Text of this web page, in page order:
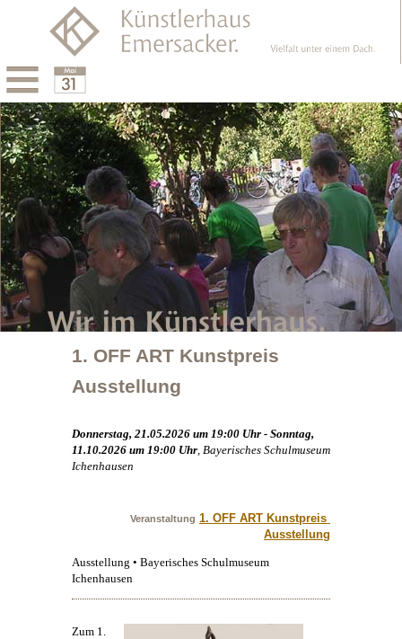
1. OFF ART Kunstpreis
Ausstellung
Donnerstag, 21.05.2026 um 19:00 Uhr - Sonntag,
11.10.2026 um 19:00 Uhr , Bayerisches Schulmuseum
Ichenhausen
Veranstaltung 1. OFF ART Kunstpreis
Ausstellung
Ausstellung • Bayerisches Schulmuseum
Ichenhausen
Zum 1.